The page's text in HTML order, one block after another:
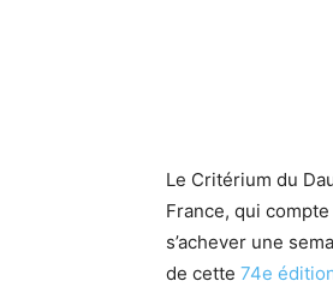
Le Critérium du
France, qui
s’achever une
de cette 74e